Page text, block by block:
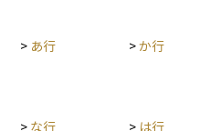
た
> あ行 >か行
> な行 > は行